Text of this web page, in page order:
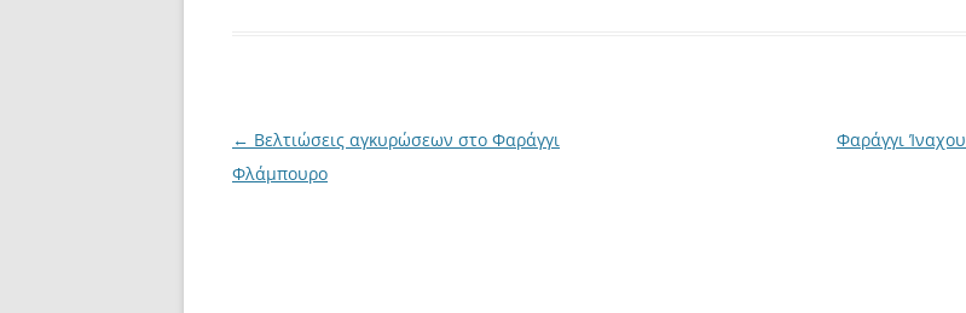
Post
navigation
← Βελτιώσεις αγκυρώσεων στο Φαράγγι
Φλάμπουρο
Φαράγγι Ίναχου